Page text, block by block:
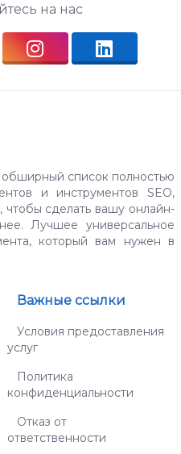
на нас
обширный список полностью
и инструментов SEO,
чтобы сделать вашу онлайн-
Лучшее универсальное
который вам нужен в
Важные ссылки
Условия предоставления
услуг
Политика
конфиденциальности
Отказ от
ответственности